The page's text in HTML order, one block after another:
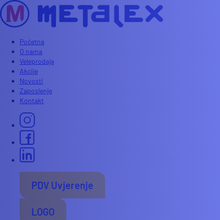
Početna
O nama
Veleprodaja
Akcije
Novosti
Zaposlenje
Kontakt
PDV Uvjerenje
LOGO